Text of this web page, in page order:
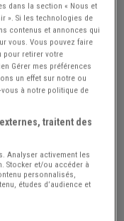
dans la section « Nous et
». Si les technologies de
contenus et annonces qui
vous. Vous pouvez faire
pour retirer votre
Gérer mes préférences
un effet sur notre ou
vous à notre politique de
traitent des
Analyser activement les
Stocker et/ou accéder à
personnalisés,
études d’audience et